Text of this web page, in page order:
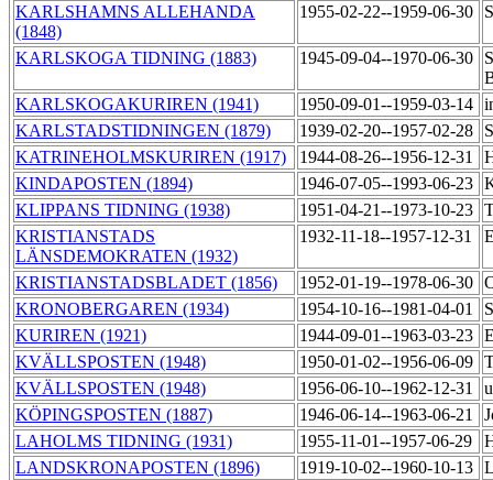
KARLSHAMNS ALLEHANDA
(1848)
1955-02-22--1959-06-30
KARLSKOGA TIDNING (1883) 1945-09-04--1970-06-30
KARLSKOGAKURIREN (1941)
1950-09-01--1959-03-14
KARLSTADSTIDNINGEN (1879)
1939-02-20--1957-02-28
KATRINEHOLMSKURIREN (1917)
1944-08-26--1956-12-31
KINDAPOSTEN (1894)
1946-07-05--1993-06-23
KLIPPANS TIDNING (1938)
1951-04-21--1973-10-23
KRISTIANSTADS
LÄNSDEMOKRATEN (1932)
1932-11-18--1957-12-31
KRISTIANSTADSBLADET (1856) 1952-01-19--1978-06-30
KRONOBERGAREN (1934)
1954-10-16--1981-04-01
KURIREN (1921)
1944-09-01--1963-03-23
KVÄLLSPOSTEN (1948)
1950-01-02--1956-06-09
KVÄLLSPOSTEN (1948)
1956-06-10--1962-12-31
KÖPINGSPOSTEN (1887)
1946-06-14--1963-06-21
LAHOLMS TIDNING (1931)
1955-11-01--1957-06-29
LANDSKRONAPOSTEN (1896)
1919-10-02--1960-10-13